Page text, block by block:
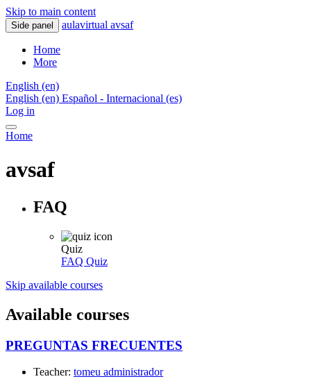
Skip to main content
Side panel aulavirtual avsaf
Home
More
English ‎(en)‎
English ‎(en)‎ Español - Internacional ‎(es)‎
Log in
Home
avsaf
FAQ
Quiz
FAQ Quiz
Skip available courses
Available courses
PREGUNTAS FRECUENTES
Teacher: tomeu administrador